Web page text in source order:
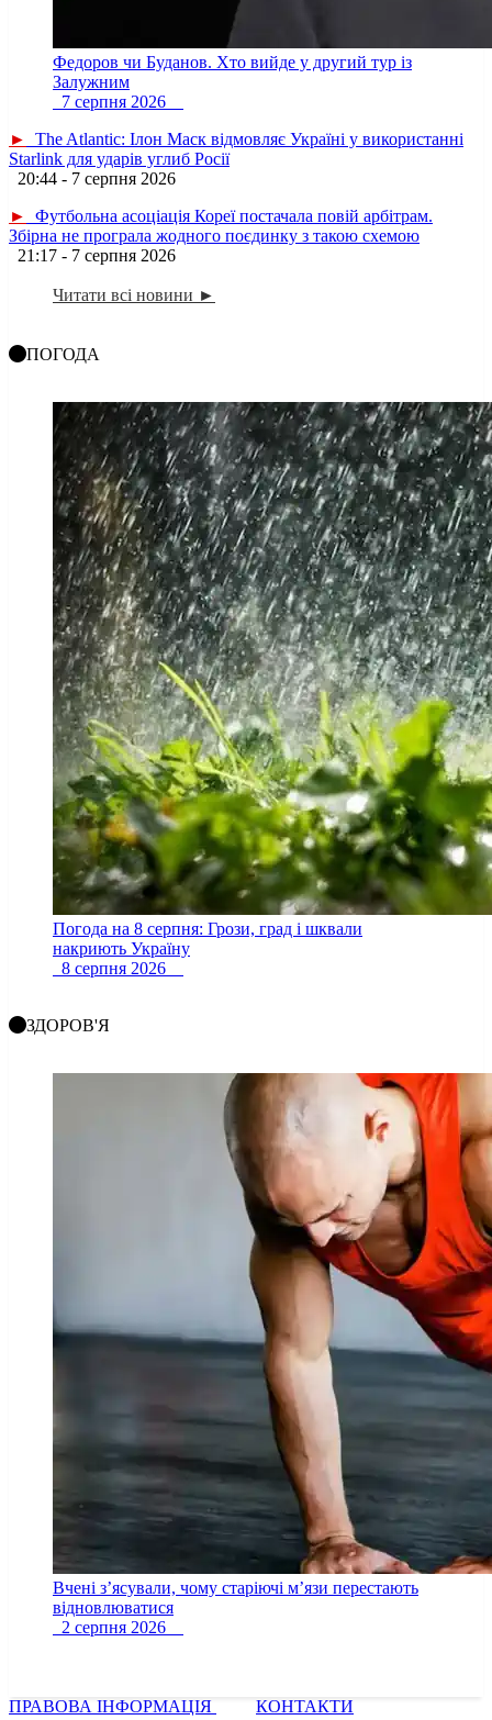
Федоров чи Буданов. Хто вийде у другий тур із
Залужним
7 серпня 2026
►
The Atlantic: Ілон Маск відмовляє Україні у використанні
Starlink для ударів углиб Росії
20:44 - 7 серпня 2026
►
Футбольна асоціація Кореї постачала повій арбітрам.
Збірна не програла жодного поєдинку з такою схемою
21:17 - 7 серпня 2026
Читати всі новини ►
ПОГОДА
Погода на 8 серпня: Грози, град і шквали
накриють Україну
8 серпня 2026
ЗДОРОВ'Я
Вчені з’ясували, чому старіючі м’язи перестають
відновлюватися
2 серпня 2026
ПРАВОВА ІНФОРМАЦІЯ
КОНТАКТИ